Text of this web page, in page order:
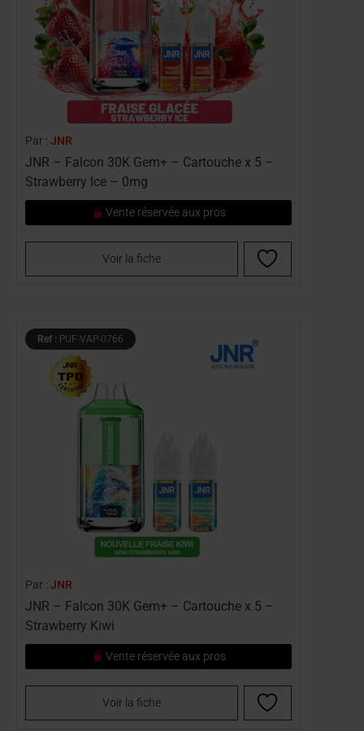
Par : JNR
JNR – Falcon 30K Gem+ – Cartouche x 5 –
Strawberry Ice – 0mg
Vente réservée aux pros
Voir la fiche
Ref : PUF-VAP-0766
Par : JNR
JNR – Falcon 30K Gem+ – Cartouche x 5 –
Strawberry Kiwi
Vente réservée aux pros
Voir la fiche